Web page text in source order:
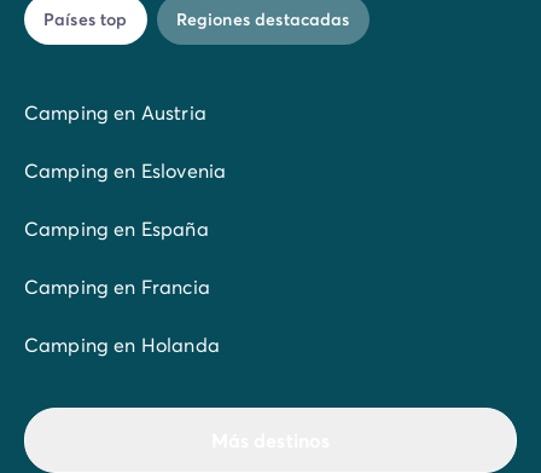
Países top Regiones destacadas
Camping en Austria
Camping en Eslovenia
Camping en España
Camping en Francia
Camping en Holanda